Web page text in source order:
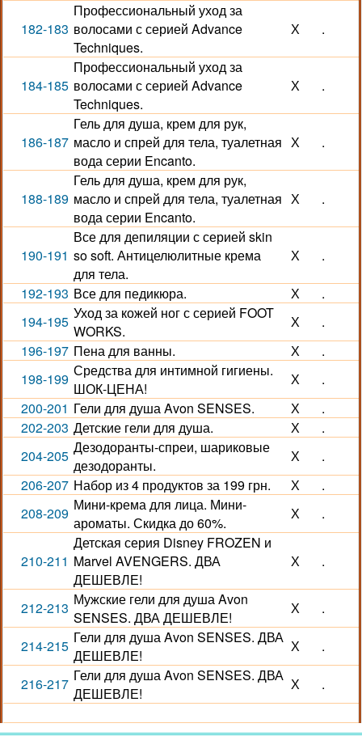
182-183
Профессиональный уход за
волосами с серией Advance
Techniques.
Х .
184-185
Профессиональный уход за
волосами с серией Advance
Techniques.
Х .
186-187
Гель для душа, крем для рук,
масло и спрей для тела, туалетная
вода серии Encanto.
Х .
188-189
Гель для душа, крем для рук,
масло и спрей для тела, туалетная
вода серии Encanto.
Х .
190-191
Все для депиляции с серией skin
so soft. Антицелюлитные крема
для тела.
Х .
192-193 Все для педикюра. Х
.
194-195 Уход за кожей ног с серией FOOT
WORKS.
Х
.
196-197 Пена для ванны. Х
.
198-199 Средства для интимной гигиены.
ШОК-ЦЕНА!
Х
.
200-201 Гели для душа Avon SENSES. Х
.
202-203 Детские гели для душа. Х
.
204-205 Дезодоранты-спреи, шариковые
дезодоранты.
Х
.
206-207 Набор из 4 продуктов за 199 грн. Х
.
208-209 Мини-крема для лица. Мини-
ароматы. Скидка до 60%.
Х .
210-211
Детская серия Disney FROZEN и
Marvel AVENGERS. ДВА
ДЕШЕВЛЕ!
Х .
212-213 Мужские гели для душа Avon
SENSES. ДВА ДЕШЕВЛЕ!
Х .
214-215 Гели для душа Avon SENSES. ДВА
ДЕШЕВЛЕ!
Х .
216-217 Гели для душа Avon SENSES. ДВА
ДЕШЕВЛЕ!
Х .